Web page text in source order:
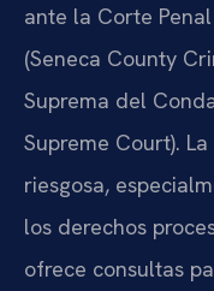
ante la Corte
(Seneca County
Suprema del
Supreme Court).
riesgosa,
los derechos
ofrece consultas